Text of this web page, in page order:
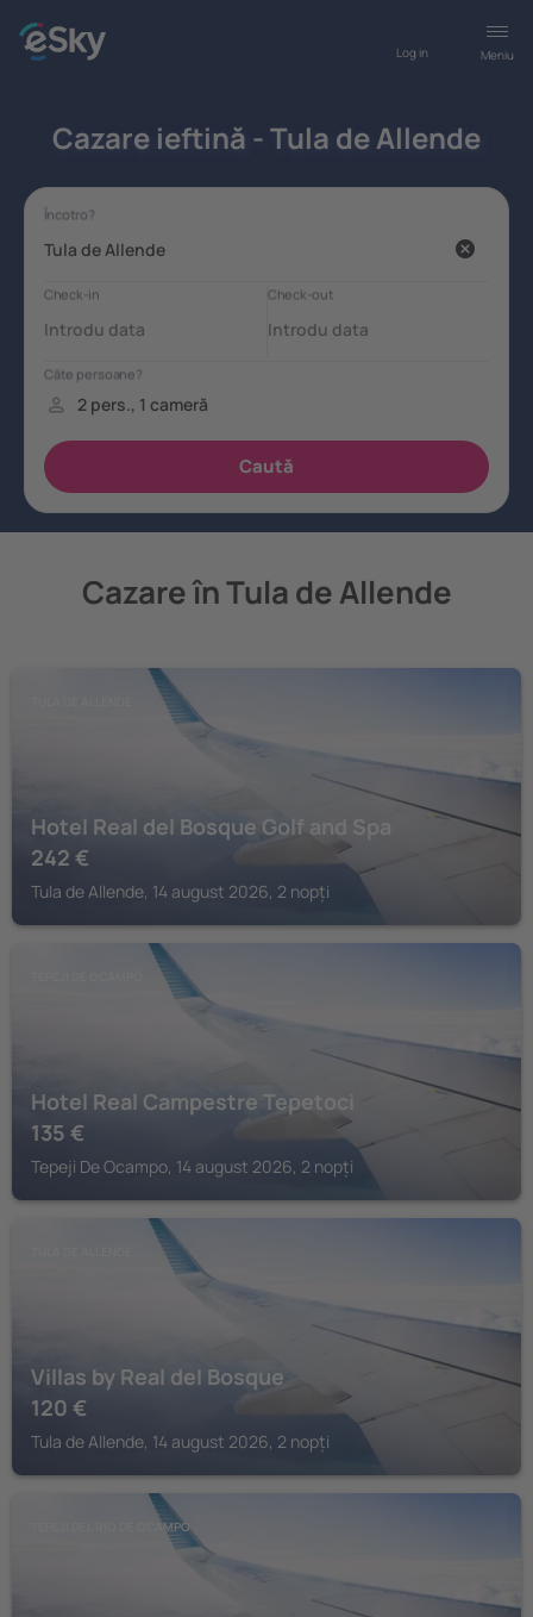
Meniu
Log in
Cazare ieftină - Tula de Allende
Cazare în Tula de Allende
Hotel Real del Bosque Golf and Spa
242 €
Tula de Allende, 14 august 2026, 2 nopți
Hotel Real Campestre Tepetoci
135 €
Tepeji De Ocampo, 14 august 2026, 2 nopți
Villas by Real del Bosque
120 €
Tula de Allende, 14 august 2026, 2 nopți
TEPEJI DEL RIO DE OCAMPO